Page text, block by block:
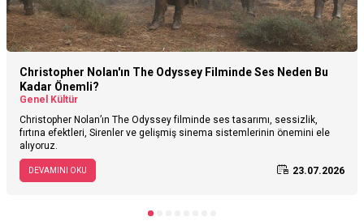
Christopher Nolan'ın The Odyssey Filminde Ses Neden Bu
Kadar Önemli?
Genel Kültür
Christopher Nolan’ın The Odyssey filminde ses tasarımı, sessizlik,
fırtına efektleri, Sirenler ve gelişmiş sinema sistemlerinin önemini ele
alıyoruz.
DEVAMINI OKU 23.07.2026